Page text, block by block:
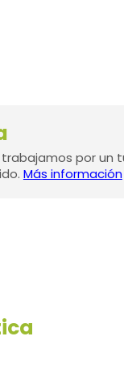
por un
Más información